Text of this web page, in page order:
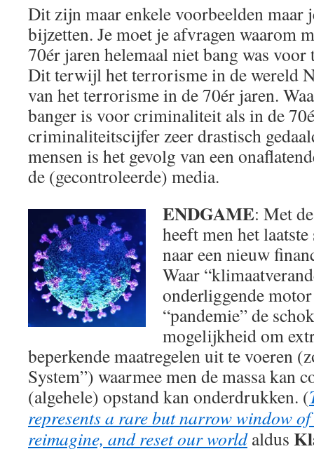
Dit zijn maar enkele voorbeelden maar
bijzetten. Je moet je afvragen waarom
70ér jaren helemaal niet bang was
Dit terwijl het terrorisme in de wereld
van het terrorisme in de 70ér jaren.
banger is voor criminaliteit als in de
criminaliteitscijfer zeer drastisch
mensen is het gevolg van een
de (gecontroleerde) media.
ENDGAME: Met
heeft men het
naar een nieuw
Waar
onderliggende
“pandemie” de
mogelijkheid om
beperkende maatregelen uit te voeren
System”) waarmee men de massa kan
(algehele) opstand kan onderdrukken. (
represents a rare but narrow window
reimagine, and reset our worldaldus